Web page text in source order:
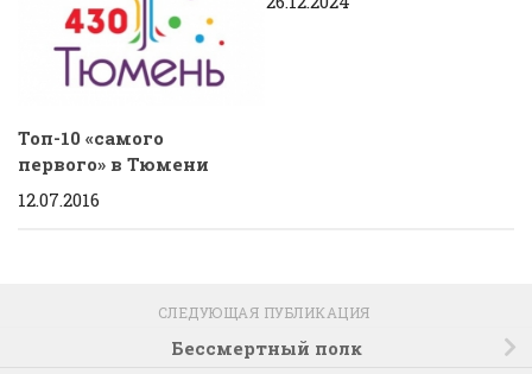
Топ-10 «самого
первого» в Тюмени
12.07.2016
СЛЕДУЮЩАЯ ПУБЛИКАЦИЯ
Бессмертный полк